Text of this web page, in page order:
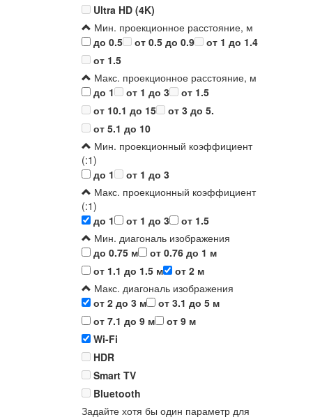
Ultra HD (4K)
Мин. проекционное расстояние, м
до 0.5
от 0.5 до 0.9
от 1 до 1.4
от 1.5
Макс. проекционное расстояние, м
до 1
от 1 до 3
от 1.5
от 10.1 до 15
от 3 до 5.
от 5.1 до 10
Мин. проекционный коэффициент
(:1)
до 1
от 1 до 3
Макс. проекционный коэффициент
(:1)
до 1
от 1 до 3
от 1.5
Мин. диагональ изображения
до 0.75 м
от 0.76 до 1 м
от 1.1 до 1.5 м
от 2 м
Макс. диагональ изображения
от 2 до 3 м
от 3.1 до 5 м
от 7.1 до 9 м
от 9 м
Wi-Fi
HDR
Smart TV
Bluetooth
Задайте хотя бы один параметр для